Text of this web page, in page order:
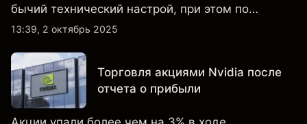
бычий технический настрой, при этом по
настроениям клиенты остаются
13:39, 2 октябрь 2025
Торговля акциями Nvidia после
отчета о прибыли